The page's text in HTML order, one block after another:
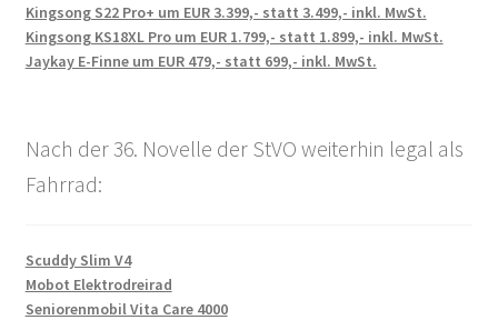
Kingsong S22 Pro+ um EUR 3.399,- statt 3.499,- inkl. MwSt.
Kingsong KS18XL Pro um EUR 1.799,- statt 1.899,- inkl. MwSt.
Jaykay E-Finne um EUR 479,- statt 699,- inkl. MwSt.
Nach der 36. Novelle der StVO weiterhin legal als
Fahrrad:
Scuddy Slim V4
Mobot Elektrodreirad
Seniorenmobil Vita Care 4000